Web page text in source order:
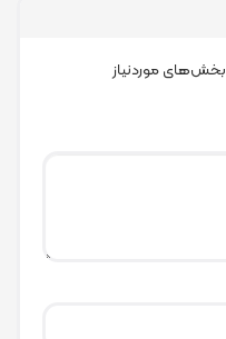
بخش‌های موردنیاز